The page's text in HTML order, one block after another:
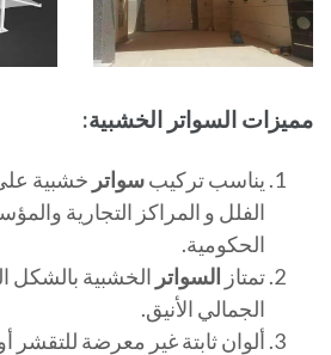
مميزات السواتر الخشبية:
يناسب تركيبسواتر خشبية
الفلل و المراكز التجارية
الحكومية.
تمتاز السواتر الخشبية بالشكل
الجمالي الأنيق.
ألوان ثابتة غير معرضة للتقشر أو